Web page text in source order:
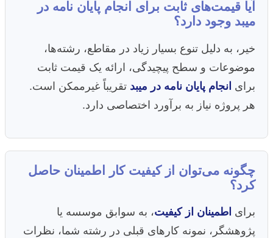
آیا قیمت‌های ثابت برای انجام پایان نامه در
میبد وجود دارد؟
خیر، به دلیل تنوع بسیار زیاد در مقاطع، رشته‌ها،
موضوعات و سطح پیچیدگی، ارائه یک قیمت ثابت
برای انجام پایان نامه در میبد تقریباً غیرممکن است.
هر پروژه نیاز به برآورد اختصاصی دارد.
چگونه می‌توان از کیفیت کار اطمینان حاصل
کرد؟
برای اطمینان از کیفیت، به سوابق موسسه یا
پژوهشگر، نمونه کارهای قبلی در رشته شما، نظرات